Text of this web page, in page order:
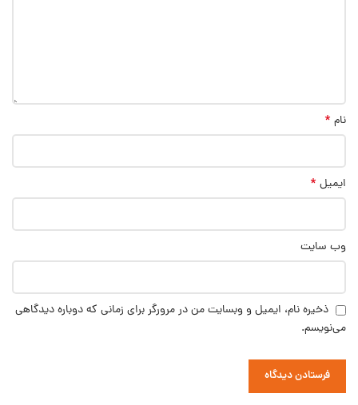
نام *
ایمیل *
وب‌ سایت
ذخیره نام، ایمیل و وبسایت من در مرورگر برای زمانی که دوباره دیدگاهی
می‌نویسم.